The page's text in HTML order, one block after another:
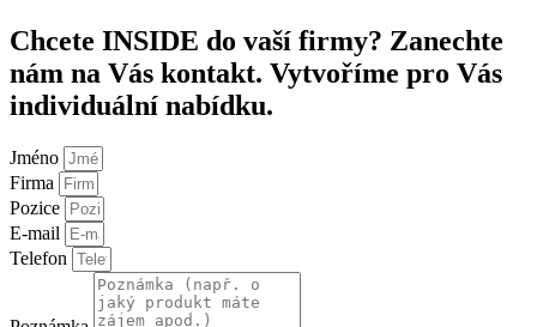
Chcete INSIDE do vaší firmy? Zanechte
nám na Vás kontakt. Vytvoříme pro Vás
individuální nabídku.
Jméno
Firma
Pozice
E-mail
Telefon